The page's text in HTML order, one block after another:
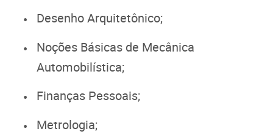
Desenho Arquitetônico;
Noções Básicas de Mecânica
Automobilística;
Finanças Pessoais;
Metrologia;